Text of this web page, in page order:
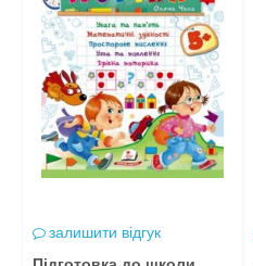
залишити відгук